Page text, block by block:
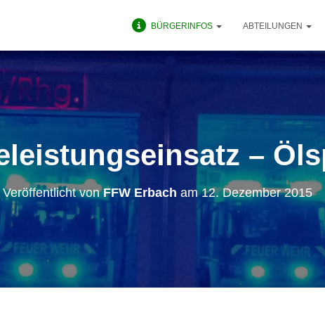
BÜRGERINFOS ABTEILUNGEN
–
Veröffentlicht vonFFW Erbach am12. Dezember 2015